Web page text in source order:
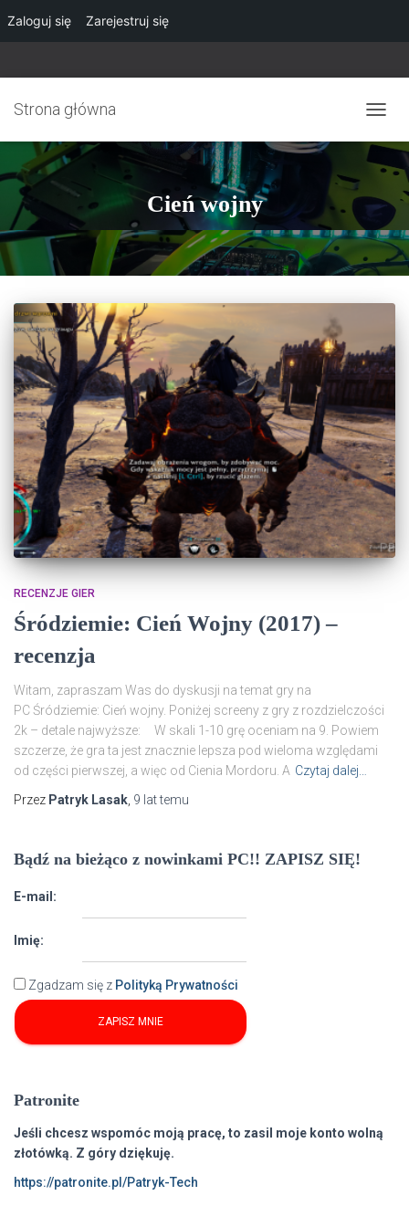
Zaloguj się Zarejestruj się
Strona główna
Cień wojny
RECENZJE GIER
Śródziemie: Cień Wojny (2017) –
recenzja
Witam, zapraszam Was do dyskusji na temat gry na
PC Śródziemie: Cień wojny. Poniżej screeny z gry z rozdzielczości
2k – detale najwyższe: W skali 1-10 grę oceniam na 9. Powiem
szczerze, że gra ta jest znacznie lepsza pod wieloma względami
od części pierwszej, a więc od Cienia Mordoru. A Czytaj dalej…
Przez Patryk Lasak 9 lattemu
Bądź na bieżąco z nowinkami PC!! ZAPISZ SIĘ!
E-mail:
Imię:
Zgadzam się z Polityką Prywatności
Patronite
Jeśli chcesz wspomóc moją pracę, to zasil moje konto wolną
złotówką. Z góry dziękuję.
https://patronite.pl/Patryk-Tech